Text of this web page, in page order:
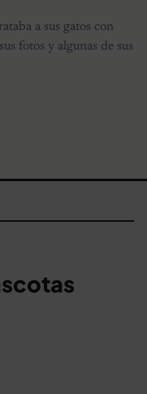
a sus gatos con
fotos y algunas de sus